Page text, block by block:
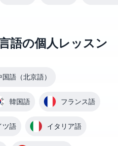
語の個人レッスン
国語（北京語）
韓国語 フランス語
ツ語 イタリア語